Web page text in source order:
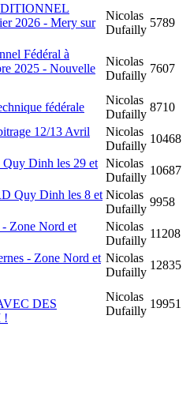
2026 - Mery sur
Nicolas
Dufailly
5789
Fédéral à
2025 - Nouvelle
Nicolas
Dufailly
7607
fédérale
Nicolas
Dufailly
8710
12/13 Avril
Nicolas
Dufailly
10468
Dinh les 29 et Nicolas
Dufailly
10687
Quy Dinh les 8 et Nicolas
Dufailly
9958
Zone Nord et
Nicolas
Dufailly
11208
- Zone Nord et Nicolas
Dufailly
12835
DES
!
Nicolas
Dufailly
19951